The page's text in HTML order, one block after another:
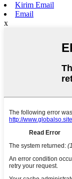
Kirim Email
Email
x